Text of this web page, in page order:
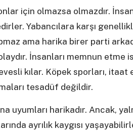
için olmazsa olmazdır.
Yabancılara karşı
ama harika birer parti
İnsanları memnun etme
kılar. Köpek sporları,
tesadüf değildir.
uyumları harikadır. Ancak,
ayrılık kaygısı